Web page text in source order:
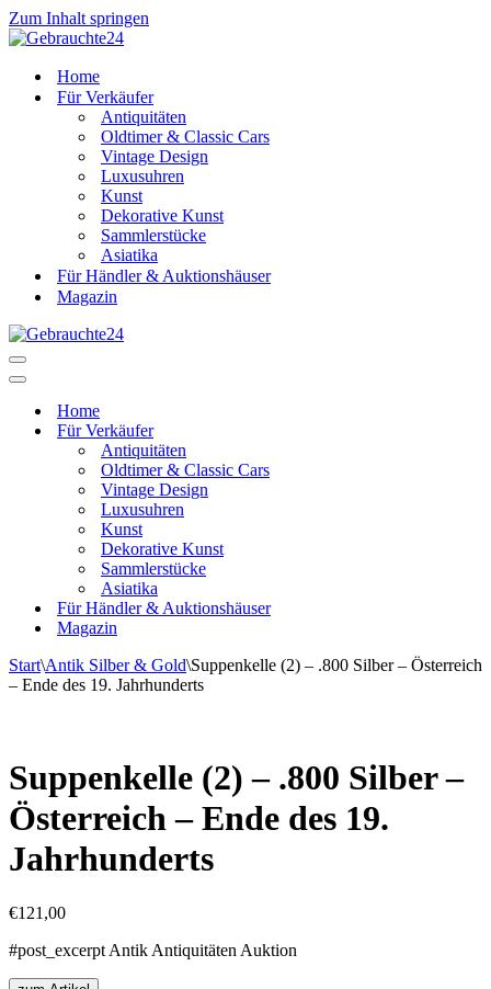
Zum Inhalt springen
Home
Für Verkäufer
Antiquitäten
Oldtimer & Classic Cars
Vintage Design
Luxusuhren
Kunst
Dekorative Kunst
Sammlerstücke
Asiatika
Für Händler & Auktionshäuser
Magazin
Navigationsmenü
Navigationsmenü
Home
Für Verkäufer
Antiquitäten
Oldtimer & Classic Cars
Vintage Design
Luxusuhren
Kunst
Dekorative Kunst
Sammlerstücke
Asiatika
Für Händler & Auktionshäuser
Magazin
Start\Antik Silber & Gold\Suppenkelle (2) – .800 Silber – Österreich
– Ende des 19. Jahrhunderts
Suppenkelle (2) – .800 Silber –
Österreich – Ende des 19.
Jahrhunderts
€121,00
#post_excerpt Antik Antiquitäten Auktion